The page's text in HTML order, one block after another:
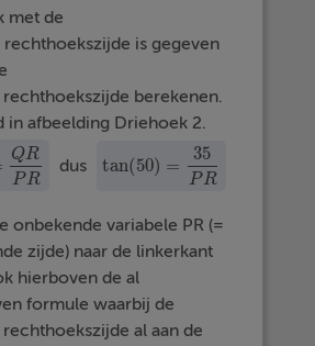
met de
rechthoekszijde is gegeven
berekenen.
in afbeelding Driehoek 2.
QR
PR
RPR dus tan(50) =
35
PR
tan( 50) =35PR
onbekende variabele PR (=
zijde) naar de linkerkant
hierboven de al
formule waarbij de
al aan de